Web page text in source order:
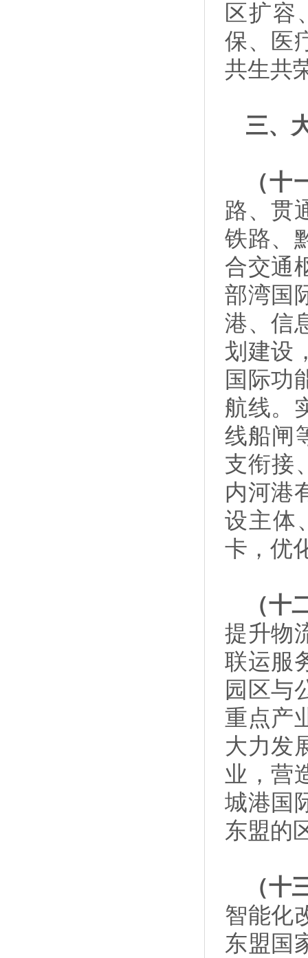
区扩容
保、医
共生共
三、
（
路、贯
铁路、
合交通
部湾国
港、信
划建设
国际功
航线。
线船闸
支衔接
内河港
设主体
卡，优
（十
提升物
联运服
园区与
重点产
大力发
业，营
城港国
东盟的
（
智能化
东盟国